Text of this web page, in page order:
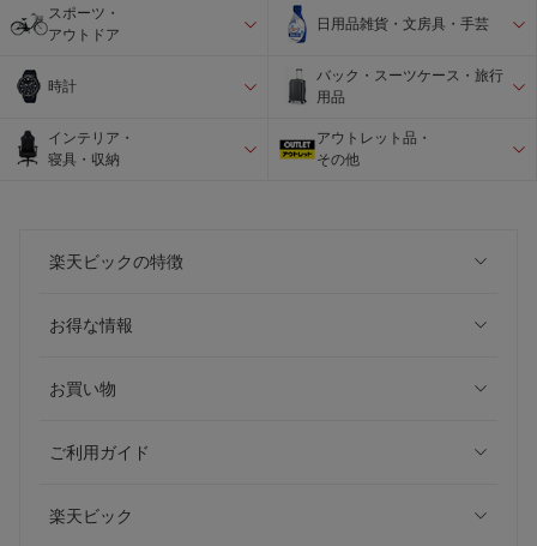
スポーツ・
アウトドア
日用品雑貨・文房具・手芸
時計
バック・スーツケース・旅行
用品
インテリア・
寝具・収納
アウトレット品・
その他
楽天ビックの特徴
お得な情報
お買い物
ご利用ガイド
楽天ビック